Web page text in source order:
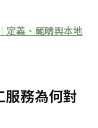
定義、範疇與本地
服務為何對